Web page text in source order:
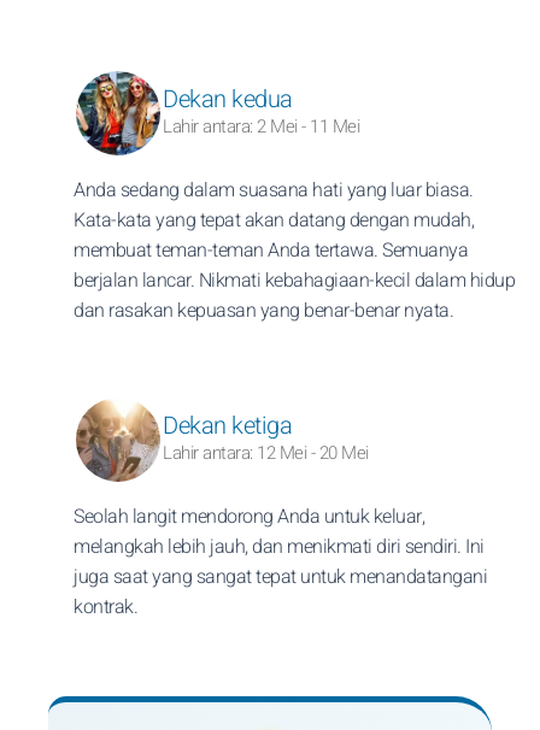
Dekan kedua
Lahir antara: 2 Mei - 11 Mei
Anda sedang dalam suasana hati yang luar biasa.
Kata-kata yang tepat akan datang dengan mudah,
membuat teman-teman Anda tertawa. Semuanya
berjalan lancar. Nikmati kebahagiaan-kecil dalam hidup
dan rasakan kepuasan yang benar-benar nyata.
Dekan ketiga
Lahir antara: 12 Mei - 20 Mei
Seolah langit mendorong Anda untuk keluar,
melangkah lebih jauh, dan menikmati diri sendiri. Ini
juga saat yang sangat tepat untuk menandatangani
kontrak.